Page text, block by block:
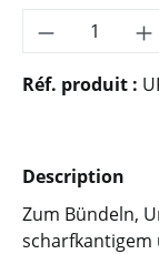
Quantité
Réf. produit :
Description
Zum Bündeln,
scharfkantigem